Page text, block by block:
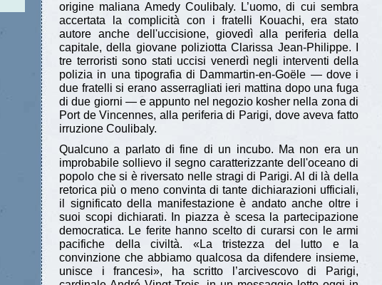
origine maliana Amedy Coulibaly. L’uomo, di cui sembra
accertata la complicità con i fratelli Kouachi, era stato
autore anche dell'uccisione, giovedì alla periferia della
capitale, della giovane poliziotta Clarissa Jean-Philippe. I
tre terroristi sono stati uccisi venerdì negli interventi della
polizia in una tipografia di Dammartin-en-Goële — dove i
due fratelli si erano asserragliati ieri mattina dopo una fuga
di due giorni — e appunto nel negozio kosher nella zona di
Port de Vincennes, alla periferia di Parigi, dove aveva fatto
irruzione Coulibaly.
Qualcuno a parlato di fine di un incubo. Ma non era un
improbabile sollievo il segno caratterizzante dell'oceano di
popolo che si è riversato nelle stragi di Parigi. Al di là della
retorica più o meno convinta di tante dichiarazioni ufficiali,
il significato della manifestazione è andato anche oltre i
suoi scopi dichiarati. In piazza è scesa la partecipazione
democratica. Le ferite hanno scelto di curarsi con le armi
pacifiche della civiltà. «La tristezza del lutto e la
convinzione che abbiamo qualcosa da difendere insieme,
unisce i francesi», ha scritto l’arcivescovo di Parigi,